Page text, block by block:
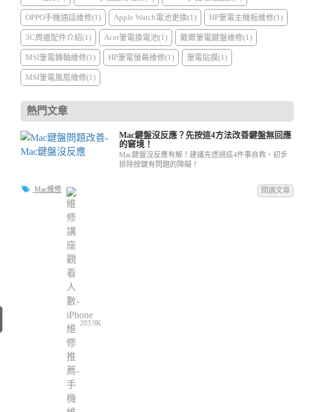
OPPO手機通話維修(1) Apple Watch電池更換(1) HP筆電主機板維修(1)
3C周邊配件介紹(1) Acer筆電換電池(1) 戴爾筆電鍵盤維修(1)
MSI筆電轉軸維修(1) HP筆電螢幕維修(1) 筆電貼膜(1)
MSI筆電風扇維修(1)
熱門文章
Mac鍵盤沒反應？先按這4方法改善鍵盤無回應
的窘境！
Mac鍵盤沒反應有解！建議先透過這4件事自救，初步
排除按鍵有問題的障礙！
Mac維修
203.9K
閱讀文章